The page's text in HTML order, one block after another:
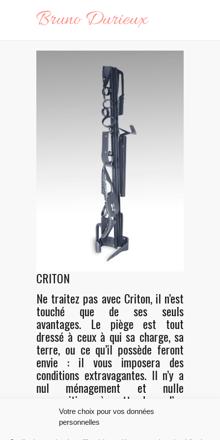
Votre choix pour vos données
personnelles
Bruno Durieux
CRITON
Ne traitez pas avec Criton, il n’est
touché que de ses seuls
avantages. Le piège est tout
dressé à ceux à qui sa charge, sa
terre, ou ce qu’il possède feront
envie : il vous imposera des
conditions extravagantes. Il n’y a
nul ménagement et nulle
composition à attendre d’un
homme si plein de ses intérêts et
si ennemi des vôtres : il lui faut